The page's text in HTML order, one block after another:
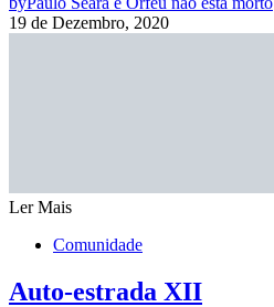
19 de Dezembro, 2020
Ler Mais
Comunidade
Auto-estrada XII